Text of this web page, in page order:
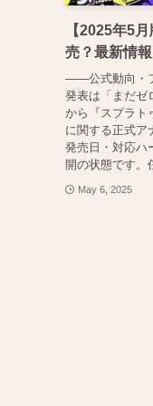
【2025年5
売？最新情
――公式動向・
発表は「まだゼ
から『スプラト
に関する正式ア
発売日・対応ハ
開の状態です。
May 6, 2025